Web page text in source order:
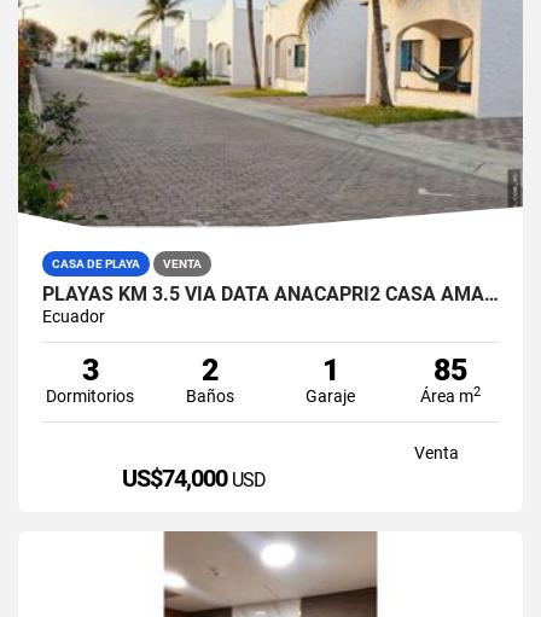
CASA DE PLAYA VENTA
PLAYAS KM 3.5 VIA DATA ANACAPRI2 CASA AMABLADA EN VENTA
Ecuador
3
Dormitorios
2
Baños
1
Garaje
85
Área m2
Venta
US$74,000 USD